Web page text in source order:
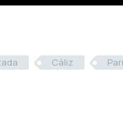
Cáliz